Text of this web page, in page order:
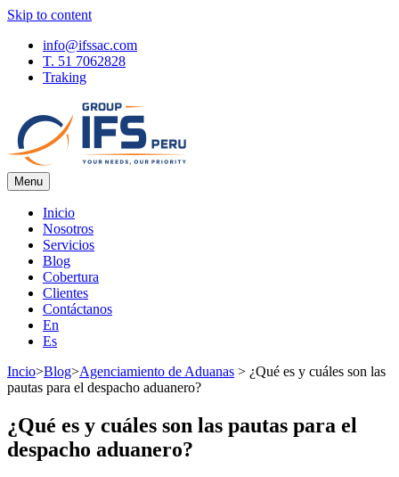
Skip to content
info@ifssac.com
T. 51 7062828
Traking
IFS Blog
Menu
Inicio
Nosotros
Servicios
Blog
Cobertura
Clientes
Contáctanos
En
Es
Incio>Blog>Agenciamiento de Aduanas > ¿Qué es y cuáles son las
pautas para el despacho aduanero?
¿Qué es y cuáles son las pautas para el
despacho aduanero?